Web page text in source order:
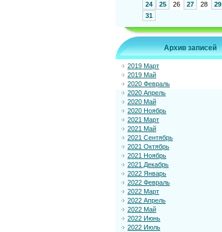
24
25 26 27 28 29
31
Архив записей
2019 Март
2019 Май
2020 Февраль
2020 Апрель
2020 Май
2020 Ноябрь
2021 Март
2021 Май
2021 Сентябрь
2021 Октябрь
2021 Ноябрь
2021 Декабрь
2022 Январь
2022 Февраль
2022 Март
2022 Апрель
2022 Май
2022 Июнь
2022 Июль